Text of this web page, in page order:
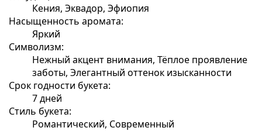
Кения, Эквадор, Эфиопия
Насыщенность аромата:
Яркий
Символизм:
Нежный акцент внимания, Тёплое проявление
заботы, Элегантный оттенок изысканности
Срок годности букета:
7 дней
Стиль букета:
Романтический, Современный